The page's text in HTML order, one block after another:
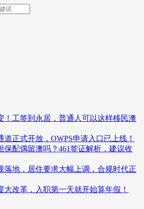
！工签到永居，普通人可以这样移民澳
道正式开放，OWPS申请入口已上线！
保配偶留澳吗？461签证解析，建议收
落地，居住要求大幅上调，合规时代正
大改革，入职第一天就开始算年假！